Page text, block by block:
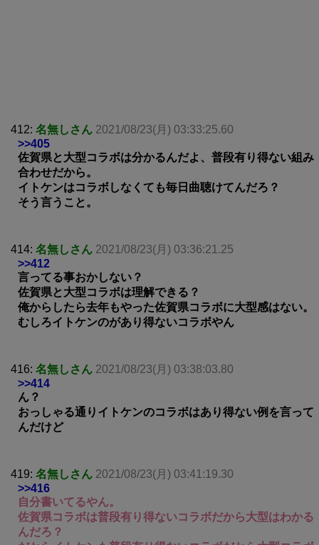
412: 名無しさん 2021/08/23(月) 03:33:25.60
>>405
佐賀県と大型コラボは分かるんだよ、普段有り得ない組み
合わせだから。
イトケンはコラボしなくても毎日曲聴けてんだろ？
そう言うこと。
414: 名無しさん 2021/08/23(月) 03:36:21.25
>>412
言ってる事おかしない？
佐賀県と大型コラボは理解できる？
俺からしたら去年もやった佐賀県コラボに大型感はない。
むしろイトケンのがあり得ないコラボやん
416: 名無しさん 2021/08/23(月) 03:38:03.80
>>414
ん？
おっしゃる通りイトケンのコラボはあり得ない例を言って
んだけど
419: 名無しさん 2021/08/23(月) 03:41:19.30
>>416
自分書いてるやん。
佐賀県コラボは普段有り得ないコラボだから大型はわかる
んだろ？